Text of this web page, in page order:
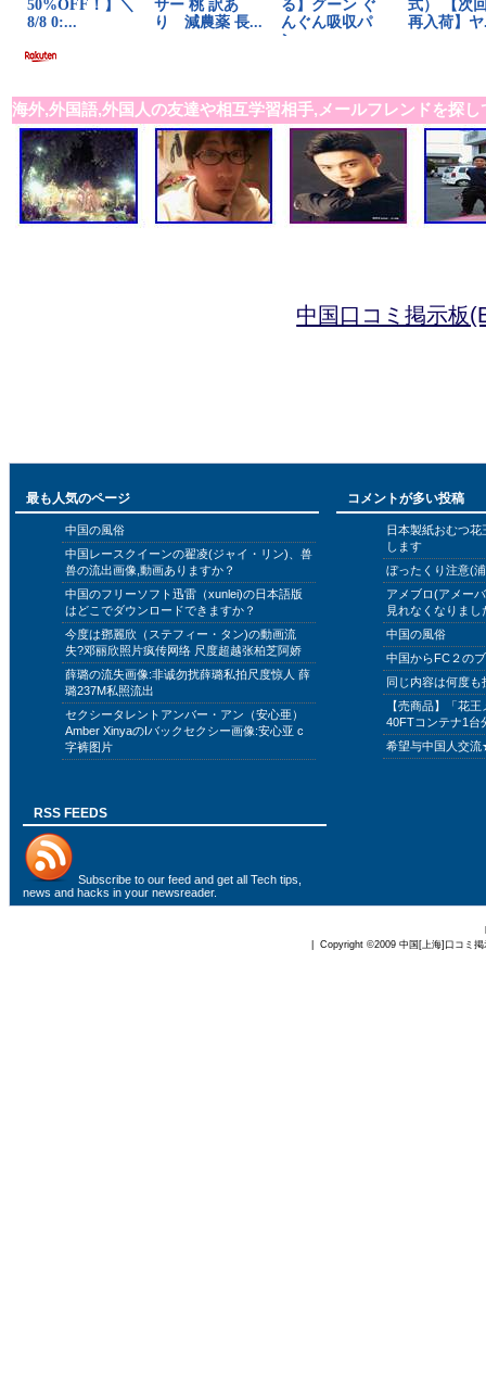
海外,外国語,外国人の友達や相互学習相手,メールフレンドを探し
中国口コミ掲示板
最も人気のページ
中国の風俗
中国レースクイーンの翟凌(ジャイ・リン)、兽
兽の流出画像,動画ありますか？
中国のフリーソフト迅雷（xunlei)の日本語版
はどこでダウンロードできますか？
今度は鄧麗欣（ステフィー・タン)の動画流
失?邓丽欣照片疯传网络 尺度超越张柏芝阿娇
薛璐の流失画像:非诚勿扰薛璐私拍尺度惊人 薛
璐237M私照流出
セクシータレントアンバー・アン（安心亜）
Amber XinyaのIバックセクシー画像:安心亚 c
字裤图片
コメントが多い投稿
日本製紙おむつ
します
ぼったくり注意(
アメブロ(アメー
見れなくなりまし
中国の風俗
中国からFC２の
同じ内容は何度
【売商品】「花
40FTコンテナ1台
希望与中国人交
RSS FEEDS
Subscribe to our feed and get all Tech tips,
news and hacks in your newsreader.
| Copyright ©2009 中国[上海]口コミ掲